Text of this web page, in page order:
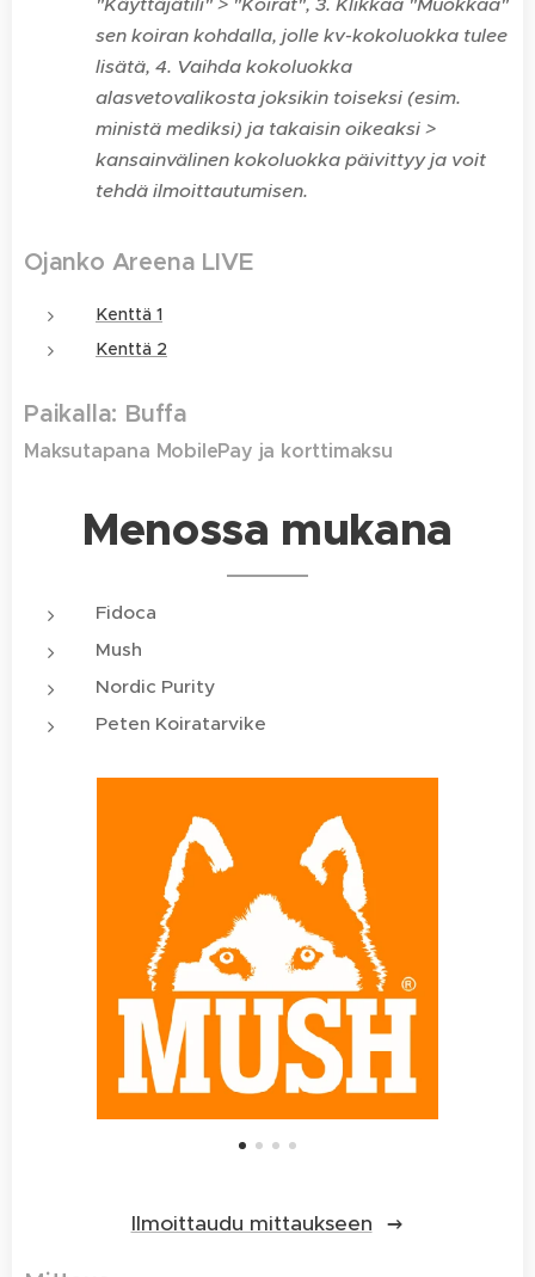
sen koiran kohdalla, jolle kv-kokoluokka tulee
lisätä, 4. Vaihda kokoluokka
alasvetovalikosta joksikin toiseksi (esim.
ministä mediksi) ja takaisin oikeaksi >
kansainvälinen kokoluokka päivittyy ja voit
tehdä ilmoittautumisen.
Ojanko Areena LIVE
Kenttä 1
Kenttä 2
Paikalla: Buffa
Maksutapana MobilePay ja korttimaksu
Menossa mukana
Fidoca
Mush
Nordic Purity
Peten Koiratarvike
Ilmoittaudu mittaukseen